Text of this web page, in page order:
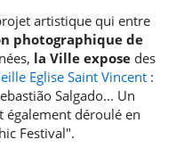
artistique qui entre
photographique de
la Ville exposedes
Eglise Saint Vincent:
Salgado... Un
déroulé en
Festival".